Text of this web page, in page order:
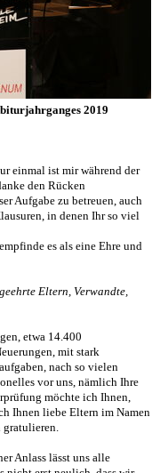
2019
einmal ist mir während der
den Rücken
Aufgabe zu betreuen, auch
in denen Ihr so viel
es als eine Ehre und
Eltern, Verwandte,
etwa 14.400
mit stark
nach so vielen
vor uns, nämlich Ihre
möchte ich Ihnen,
Ihnen liebe Eltern im Namen
gratulieren.
Anlass lässt uns alle